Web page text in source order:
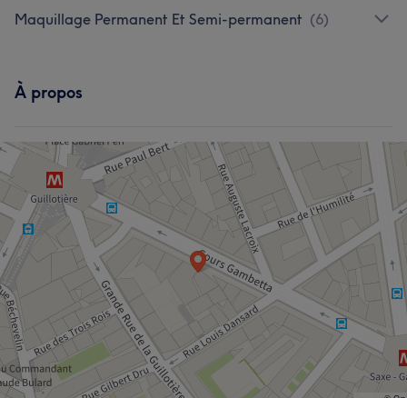
Maquillage Permanent Et Semi-permanent (6)
À propos